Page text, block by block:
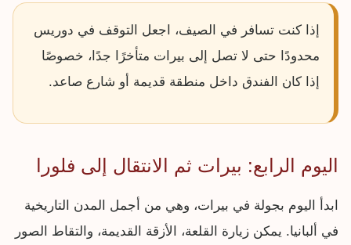
إذا كنت تسافر في الصيف، اجعل التوقف في دوريس
محدودًا حتى لا تصل إلى بيرات متأخرًا جدًا، خصوصًا
إذا كان الفندق داخل منطقة قديمة أو شارع صاعد.
اليوم الرابع: بيرات ثم الانتقال إلى فلورا
ابدأ اليوم بجولة في بيرات، وهي من أجمل المدن التاريخية
في ألبانيا. يمكن زيارة القلعة، الأزقة القديمة، والتقاط الصور